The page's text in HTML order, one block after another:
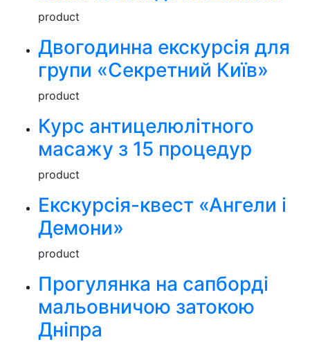
product
Двогодинна екскурсія для
групи «Секретний Київ»
product
Курс антицелюлітного
масажу з 15 процедур
product
Екскурсія-квест «Ангели і
Демони»
product
Прогулянка на сапборді
мальовничою затокою
Дніпра